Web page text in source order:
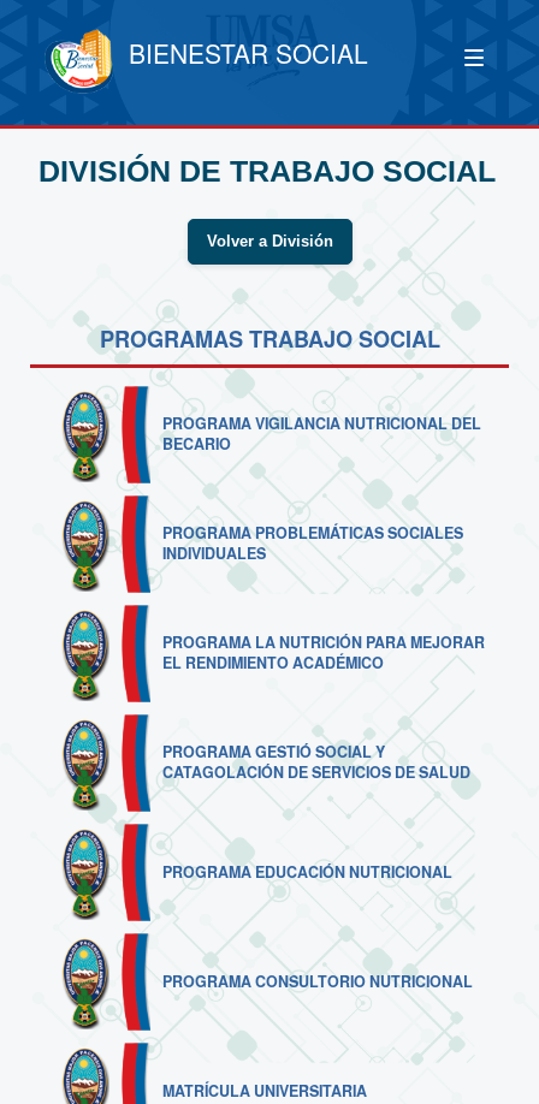
BIENESTAR SOCIAL
DIVISIÓN DE TRABAJO SOCIAL
Volver a División
PROGRAMAS TRABAJO SOCIAL
PROGRAMA VIGILANCIA NUTRICIONAL DEL
BECARIO
PROGRAMA PROBLEMÁTICAS SOCIALES
INDIVIDUALES
PROGRAMA LA NUTRICIÓN PARA MEJORAR
EL RENDIMIENTO ACADÉMICO
PROGRAMA GESTIÓ SOCIAL Y
CATAGOLACIÓN DE SERVICIOS DE SALUD
PROGRAMA EDUCACIÓN NUTRICIONAL
PROGRAMA CONSULTORIO NUTRICIONAL
MATRÍCULA UNIVERSITARIA